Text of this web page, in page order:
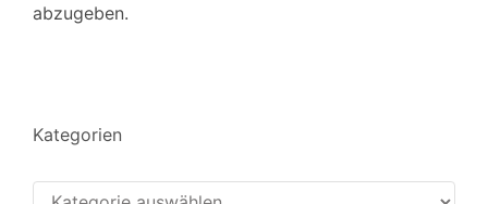
abzugeben.
Kategorien
Kategorien